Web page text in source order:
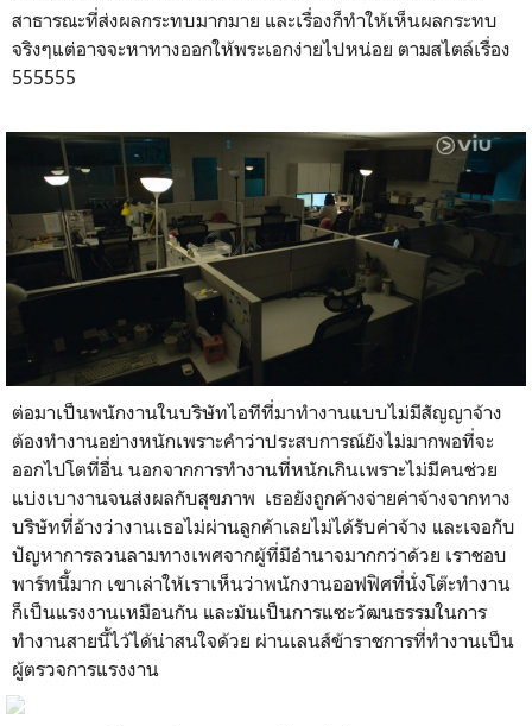
สาธารณะที่ส่งผลกระทบมากมาย และเรื่องก็ทำให้เห็นผลกระทบ
จริงๆแต่อาจจะหาทางออกให้พระเอกง่ายไปหน่อย ตามสไตล์เรื่อง
555555
ต่อมาเป็นพนักงานในบริษัทไอทีที่มาทำงานแบบไม่มีสัญญาจ้าง
ต้องทำงานอย่างหนักเพราะคำว่าประสบการณ์ยังไม่มากพอที่จะ
ออกไปโตที่อื่น นอกจากการทำงานที่หนักเกินเพราะไม่มีคนช่วย
แบ่งเบางานจนส่งผลกับสุขภาพ เธอยังถูกค้างจ่ายค่าจ้างจากทาง
บริษัทที่อ้างว่างานเธอไม่ผ่านลูกค้าเลยไม่ได้รับค่าจ้าง และเจอกับ
ปัญหาการลวนลามทางเพศจากผู้ที่มีอำนาจมากกว่าด้วย เราชอบ
พาร์ทนี้มาก เขาเล่าให้เราเห็นว่าพนักงานออฟฟิศที่นั่งโต๊ะทำงาน
ก็เป็นแรงงานเหมือนกัน และมันเป็นการแซะวัฒนธรรมในการ
ทำงานสายนี้ไว้ได้น่าสนใจด้วย ผ่านเลนส์ข้าราชการที่ทำงานเป็น
ผู้ตรวจการแรงงาน